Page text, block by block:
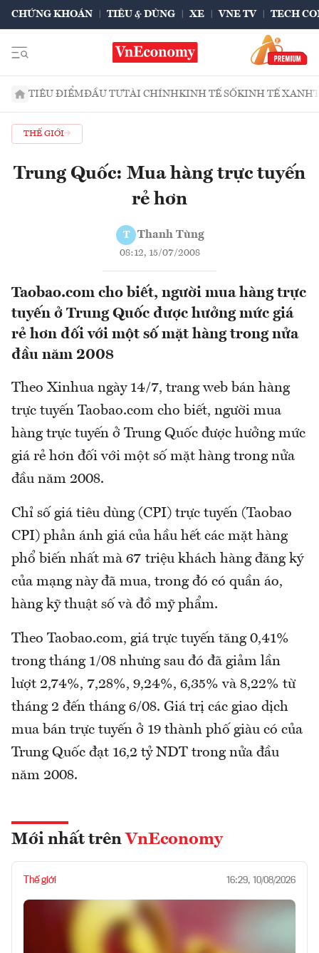
CHỨNG KHOÁN TIÊU & DÙNG XE VNE TV TECH
TIÊU ĐIỂMĐẦU TƯTÀI CHÍNHKINH TẾ SỐKINH TẾ XANH
THẾ GIỚI
Trung Quốc: Mua hàng trực tuyến
rẻ hơn
T Thanh Tùng
08:12, 15/07/2008
Taobao.com cho biết, người mua hàng trực
tuyến ở Trung Quốc được hưởng mức giá
rẻ hơn đối với một số mặt hàng trong nửa
đầu năm 2008
Theo Xinhua ngày 14/7, trang web bán hàng
trực tuyến Taobao.com cho biết, người mua
hàng trực tuyến ở Trung Quốc được hưởng mức
giá rẻ hơn đối với một số mặt hàng trong nửa
đầu năm 2008.
Chỉ số giá tiêu dùng (CPI) trực tuyến (Taobao
CPI) phản ánh giá của hầu hết các mặt hàng
phổ biến nhất mà 67 triệu khách hàng đăng ký
của mạng này đã mua, trong đó có quần áo,
hàng kỹ thuật số và đồ mỹ phẩm.
Theo Taobao.com, giá trực tuyến tăng 0,41%
trong tháng 1/08 nhưng sau đó đã giảm lần
lượt 2,74%, 7,28%, 9,24%, 6,35% và 8,22% từ
tháng 2 đến tháng 6/08. Giá trị các giao dịch
mua bán trực tuyến ở 19 thành phố giàu có của
Trung Quốc đạt 16,2 tỷ NDT trong nửa đầu
năm 2008.
Mới nhất trên VnEconomy
Thế giới 16:29, 10/08/2026